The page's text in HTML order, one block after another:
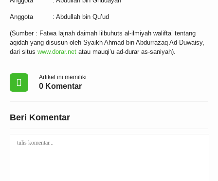
Anggota : Abdullah bin Qu’ud
(Sumber : Fatwa lajnah daimah lilbuhuts al-ilmiyah walifta’ tentang
aqidah yang disusun oleh Syaikh Ahmad bin Abdurrazaq Ad-Duwaisy,
dari situs www.dorar.net atau mauqi’u ad-durar as-saniyah).
Artikel ini memiliki
0 Komentar
Beri Komentar